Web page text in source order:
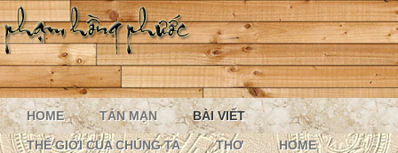
HOME TẢN MẠN BÀI VIẾT
THẾ GIỚI CỦA CHÚNG TA THƠ HOME